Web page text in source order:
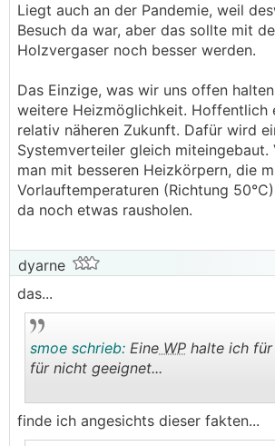
Liegt auch an der Pandemie, weil
Besuch da war, aber das sollte mit
Holzvergaser noch besser werden.
Das Einzige, was wir uns offen
weitere Heizmöglichkeit. Hoffentlich
relativ näheren Zukunft. Dafür wird
Systemverteiler gleich miteingebaut.
man mit besseren Heizkörpern, die
Vorlauftemperaturen (Richtung
da noch etwas rausholen.
dyarne
das...
..
smoe schrieb: Eine WP halte ich
für nicht geeignet...
finde ich angesichts dieser fakten...